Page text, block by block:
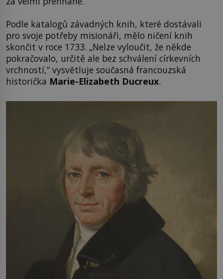
Podle katalogů závadných knih, které dostávali
pro svoje potřeby misionáři, mělo ničení knih
skončit v roce 1733. „Nelze vyloučit, že někde
pokračovalo, určitě ale bez schválení církevních
vrchností,“ vysvětluje současná francouzská
historička Marie-Elizabeth Ducreux.